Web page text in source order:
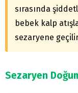
sırasında
bebek kalp
sezaryene
Sezaryen